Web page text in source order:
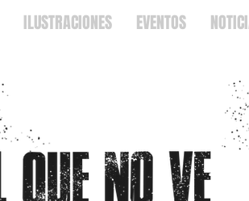
ILUSTRACIONES EVENTOS